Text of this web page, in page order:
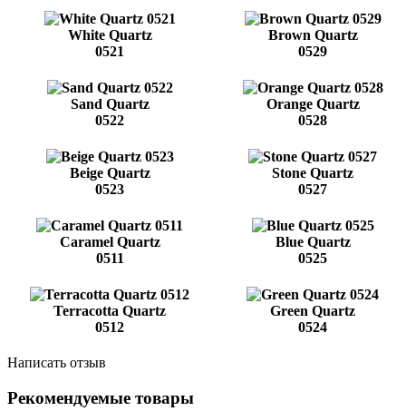
White Quartz
0521
Brown Quartz
0529
Sand Quartz
0522
Orange Quartz
0528
Beige Quartz
0523
Stone Quartz
0527
Caramel Quartz
0511
Blue Quartz
0525
Terracotta Quartz
0512
Green Quartz
0524
Написать отзыв
Рекомендуемые товары